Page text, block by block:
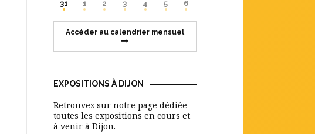
31
1 2 3 4 5 6
Accéder au calendrier mensuel
EXPOSITIONS À DIJON
Retrouvez sur notre page dédiée
toutes les expositions en cours et
à venir à Dijon.